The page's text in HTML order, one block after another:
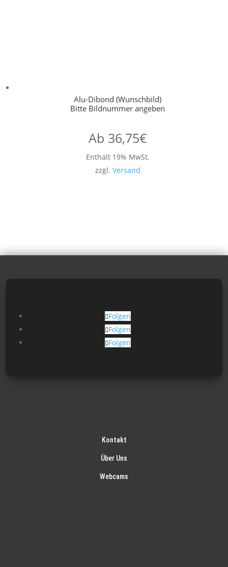
Alu-Dibond (Wunschbild)
Bitte Bildnummer angeben
Ab 36,75€
Enthält 19% MwSt.
zzgl. Versand
Folgen
Folgen
Folgen
Kontakt
Über Uns
Webcams